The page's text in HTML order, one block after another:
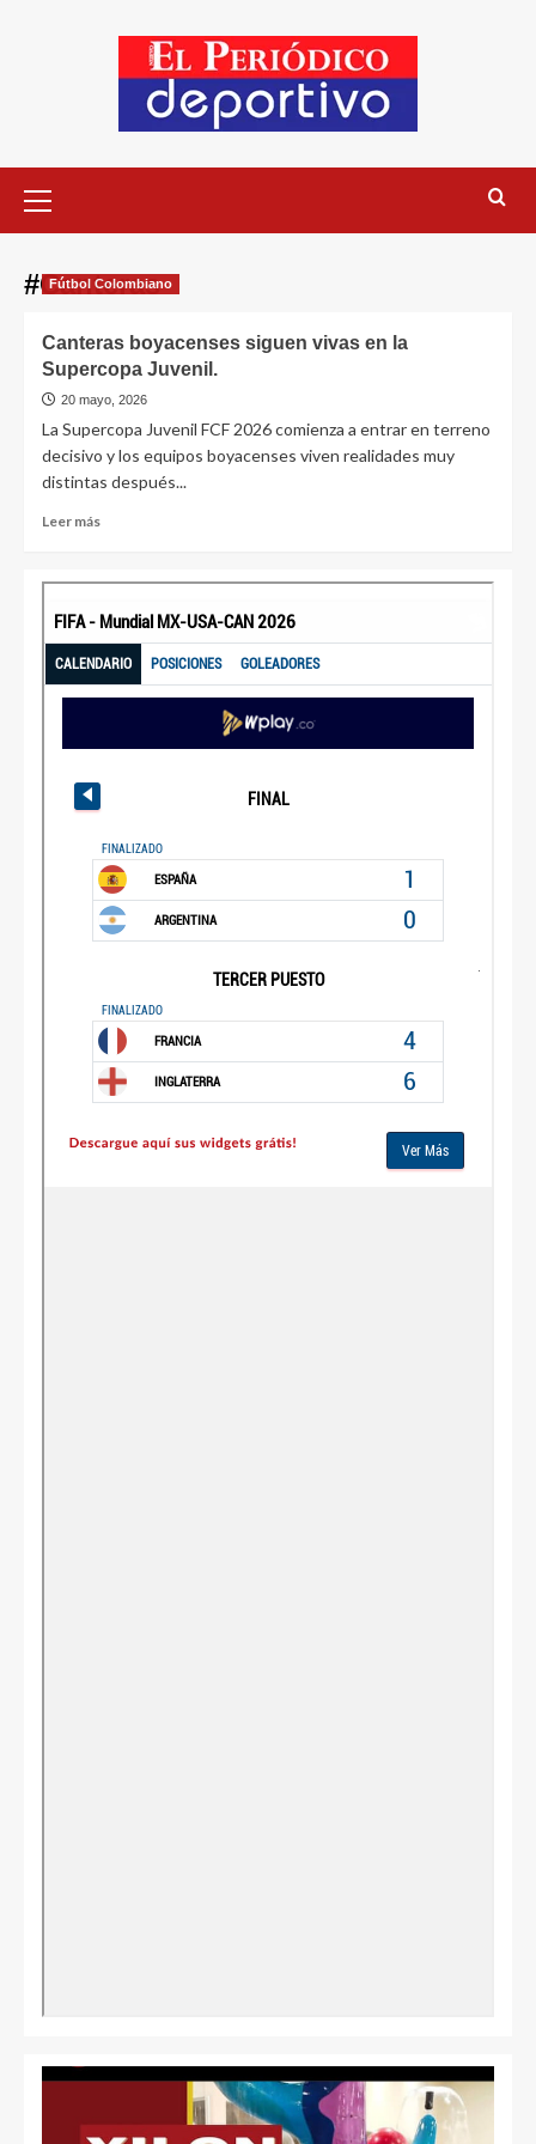
#Canteras
Fútbol Colombiano
Canteras boyacenses siguen vivas en la
Supercopa Juvenil.
20 mayo, 2026
La Supercopa Juvenil FCF 2026 comienza a entrar en terreno
decisivo y los equipos boyacenses viven realidades muy
distintas después...
Leer más